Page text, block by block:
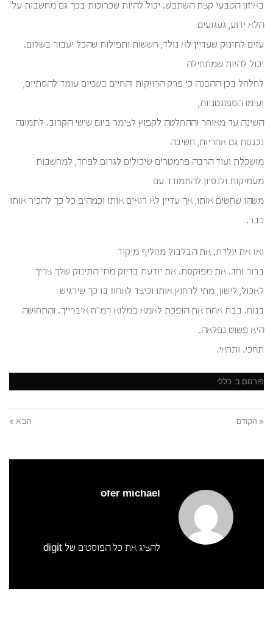
באיזון הטבעי קצת השתבש. יכול להיות שכרוכות בכך גם מחשבות על
הלא ידוע, געגועים
עזים לתינוק שעדיין לא נולד, חששות ותפילות שהכל יעבור בשלום.
יכול להיות שמתחילה
לחלחל בכן ההבנה כי פרק הרווקות והחיים בשניים עומד להסתיים,
ועימו הספונטניות,
השינה עד מאוחר וההחלטה לקפוץ לצימר ביום שישי הקרוב. לתמונה
נכנסת גם אחריות, חשיבה
מושכלת ועוד הרבה פרמטרים שיכולים לגרום לפחד, למחשבות
מעמיקות ולנסיון להתמודד עם
משהו שחשים אותו, אך עדיין לא רואים אותו וכמהים כל כך להכיר אותו
כבר.
ואז את יולדת. את הבלבול מחליף מיקוד
ברור וחד. את מפוקסת. את יודעת בדיוק מתי התינוק שלך צריך
לאכול, לישון, מתי לרחוץ אותו וכיצד לאחוז בו כך שירגיש
בנוח. בבת אחת את הופכת לאמא במלוא רמ"ח איברייך. והתחושה
היא פשוט נפלאה.
תחכי. ותראי.
פורסם ב: כללי
« הקודם הבא »
ofer michael
להציג את כל הפוסטים של digit